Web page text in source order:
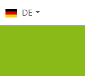
DE